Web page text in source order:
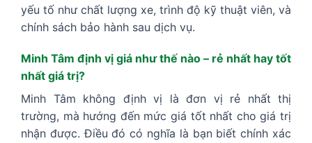
yếu tố như chất lượng xe, trình độ kỹ thuật viên, và
chính sách bảo hành sau dịch vụ.
Minh Tâm định vị giá như thế nào – rẻ nhất hay tốt
nhất giá trị?
Minh Tâm không định vị là đơn vị rẻ nhất thị
trường, mà hướng đến mức giá tốt nhất cho giá trị
nhận được. Điều đó có nghĩa là bạn biết chính xác